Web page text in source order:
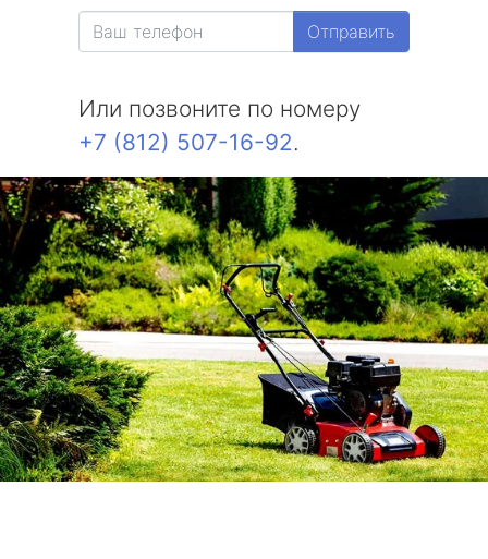
Отправить
Или позвоните по номеру
+7 (812) 507-16-92.